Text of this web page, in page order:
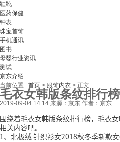
鞋靴
医药保健
钟表
珠宝首饰
手机通讯
图书
母婴行业资讯
测试
京东介绍
当前位置 : 首页 > 服饰内衣 > 正文
毛衣女韩版条纹排行
2019-09-04 14:14 来源：京东 作者：京东
围绕着毛衣女韩版条纹排行榜，毛衣
相关内容吧。
1、北极绒 针织衫女2018秋冬季新款